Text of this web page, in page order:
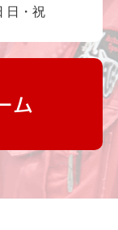
日・祝
ム